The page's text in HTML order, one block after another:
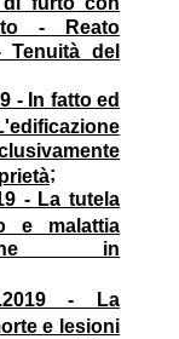
- Reato
del
- In fatto ed
;
- La tutela
e malattia
in
- La
e lesioni